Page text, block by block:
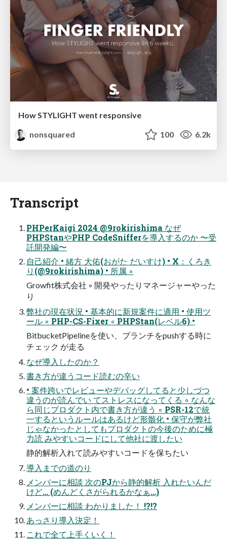
How STYLIGHT went responsive
nonsquared
100 6.2k
Transcript
PHPerKaigi 2024 @9rokirishima なぜ
PHPStanやPHP CodeSnifferを導入するのか 〜受
託開発編〜
自己紹介 • 緒方 大佑(おがた だいすけ) • X：くろき
り(@9rokirishima) • 所属 ◦
Growfit株式会社 ◦ 開発やったりマネージャーやった
り
弊社の現在状況 • 基本的に新規案件に適用 • 使用ツ
ール ◦ PHP-CS-Fixer ◦ PHPStan(レベル6) •
BitbucketPipelineを使い、ブランチをpushする時に
チェック が走る
なぜ導入したのか？
書き方が違うコード読むの辛い
• 案件跨いでレビューやデバッグしてると少しづつ
違うのが読んでい てストレスになってくる ◦ なんな
ら同じプロダクト内で書き方が違う ◦ PSR-12で統
一するというルールはあるけど形骸化 • 保守が弊社
じゃなかったとしてもプロダクトの今後のために極
力読 みやすいコードにして他社に渡したい
静的解析入れて読みやすいコードを保ちたい
導入までの道のり
メンバーに相談 次のPJから静的解析 入れたいんだ
けど… (めんどくさがられるかなぁ…)
メンバーに相談 わかりました！ !?!?
あっさり導入決定！
これで全て上手くいく！